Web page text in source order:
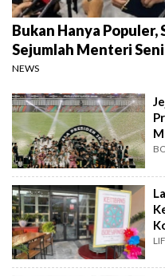
Bukan Hanya Populer,
Sejumlah Menteri
NEWS